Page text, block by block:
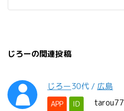
じろーの関連投稿
じろー30代 / 広島
APP ID tarou77